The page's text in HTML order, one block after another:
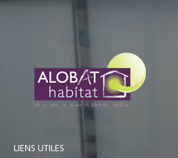
LIENS UTILES